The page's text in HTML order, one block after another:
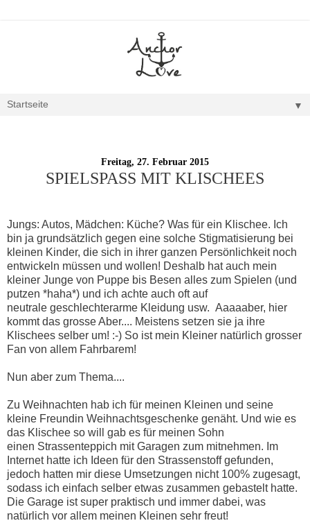
▼
Freitag, 27. Februar 2015
SPIELSPASS MIT KLISCHEES
Jungs: Autos, Mädchen: Küche? Was für ein Klischee. Ich
bin ja grundsätzlich gegen eine solche Stigmatisierung bei
kleinen Kinder, die sich in ihrer ganzen Persönlichkeit noch
entwickeln müssen und wollen! Deshalb hat auch mein
kleiner Junge von Puppe bis Besen alles zum Spielen (und
putzen *haha*) und ich achte auch oft auf
neutrale geschlechterarme Kleidung usw. Aaaaaber, hier
kommt das grosse Aber.... Meistens setzen sie ja ihre
Klischees selber um! :-) So ist mein Kleiner natürlich grosser
Fan von allem Fahrbarem!
Nun aber zum Thema....
Zu Weihnachten hab ich für meinen Kleinen und seine
kleine Freundin Weihnachtsgeschenke genäht. Und wie es
das Klischee so will gab es für meinen Sohn
einen Strassenteppich mit Garagen zum mitnehmen. Im
Internet hatte ich Ideen für den Strassenstoff gefunden,
jedoch hatten mir diese Umsetzungen nicht 100% zugesagt,
sodass ich einfach selber etwas zusammen gebastelt hatte.
Die Garage ist super praktisch und immer dabei, was
natürlich vor allem meinen Kleinen sehr freut!